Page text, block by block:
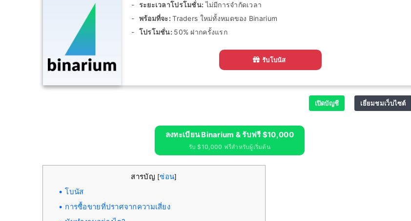
ระยะเวลาโปรโมชั่น:ไม่มีการจำกัดเวลา
พร้อมที่จะ:Traders ใหม่ทั้งหมดของ Binarium
โปรโมชั่น: 50% ฝากครั้งแรก
รับโบนัส
เปิดบัญชี เยี่ยมชมเว็บไซต์
ลงทะเบียน Binarium & รับฟรี $10,000
รับ $10,000 ฟรีสำหรับผู้เริ่มต้น
สารบัญ [ซ่อน]
โบนัส
การซื้อขายที่ปราศจากความเสี่ยง